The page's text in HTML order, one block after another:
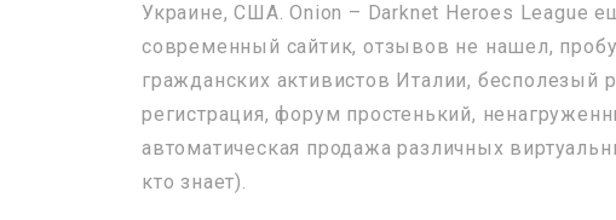
Украине, США. Onion – Darknet Heroes League
современный сайтик, отзывов не нашел,
гражданских активистов Италии, бесполезый
регистрация, форум простенький,
автоматическая продажа различных
кто знает).